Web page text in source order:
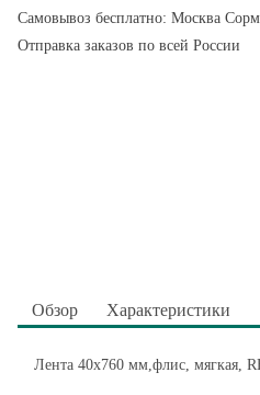
Самовывоз бесплатно: Москва
Отправка заказов по всей России
Обзор Характеристики
Лента 40x760 мм,флис, мягкая,